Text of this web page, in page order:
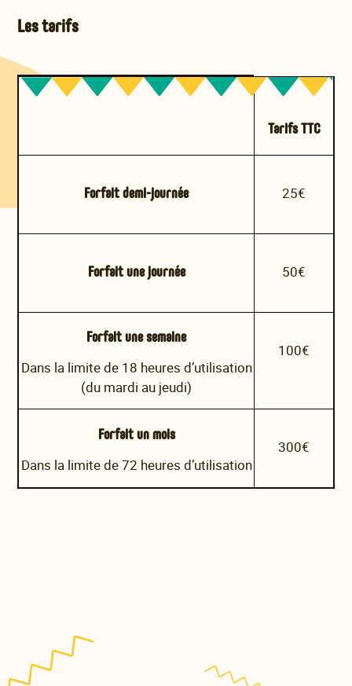
Les tarifs
Tarifs TTC
Forfait demi-journée 25€
Forfait une journée 50€
Forfait une semaine
Dans la limite de 18 heures d’utilisation
(du mardi au jeudi)
100€
Forfait un mois
Dans la limite de 72 heures d’utilisation
300€